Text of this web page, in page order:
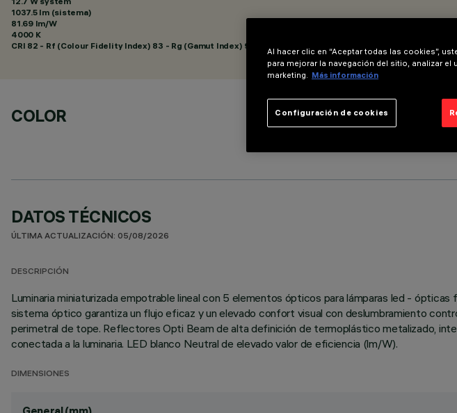
1037.5 lm (sistema)
81.69 lm/W
4000 K
CRI 82 - Rf (Colour Fidelity Index) 83 - Rg (Gamut Index) 92
COLOR
DATOS TÉCNICOS
ÚLTIMA ACTUALIZACIÓN: 05/08/2026
DESCRIPCIÓN
Luminaria miniaturizada empotrable lineal con 5 elementos ópticos para lámparas led -
sistema óptico garantiza un flujo eficaz y un elevado confort visual con deslumbramiento
perimetral de tope. Reflectores Opti Beam de alta definición de termoplástico metalizado,
conectada a la luminaria. LED blanco Neutral de elevado valor de eficiencia (lm/W).
DIMENSIONES
Al hacer clic en “Aceptar todas las cookies”,
para mejorar la navegación del sitio, analizar
marketing.
Más información
Configuración de cookies